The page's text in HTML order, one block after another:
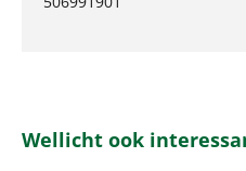
Wellicht ook